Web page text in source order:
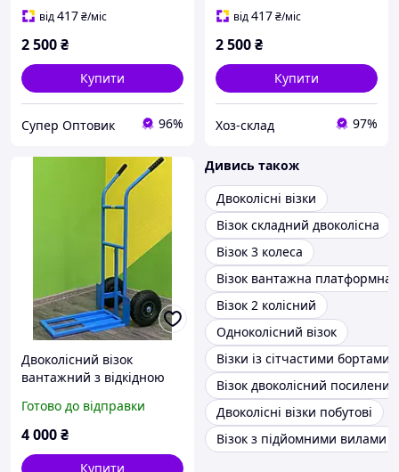
металевий ручний
від417₴/міс
2 500₴
Купити
Супер Оптовик 96%
металевий ручний
від417₴/міс
2 500₴
Купити
Хоз-склад 97%
Двоколісний візок
вантажний з відкідною
240кг на пневматичних
колесах
Готово до відправки
4 000₴
Купити
Дивись також
Двоколісні візки
Візок складний двоколісна
Візок 3 колеса
Візок вантажна платформна
Візок 2 колісний
Одноколісний візок
Візки із сітчастими бортами
Візок двоколісний посилений
Двоколісні візки побутові
Візок з підйомними вилами